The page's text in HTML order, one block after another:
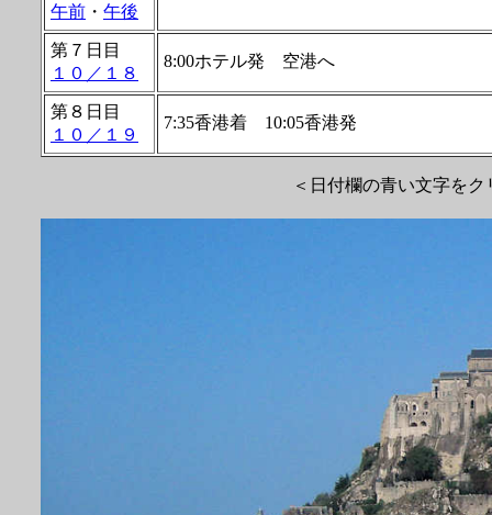
午前 ・ 午後
第７日目
１０／１８
8:00ホテル発 空港へ
第８日目
１０／１９
7:35香港着 10:05香港発
＜日付欄の青い文字を